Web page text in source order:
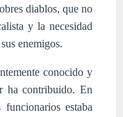
diablos, que no
y la necesidad
enemigos.
conocido y
ha contribuido. En
estaba